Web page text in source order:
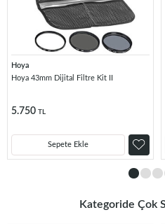
Hoya
Hoya 43mm Dijital Filtre Kit II
5.750 TL
Sepete Ekle
Kategoride Çok